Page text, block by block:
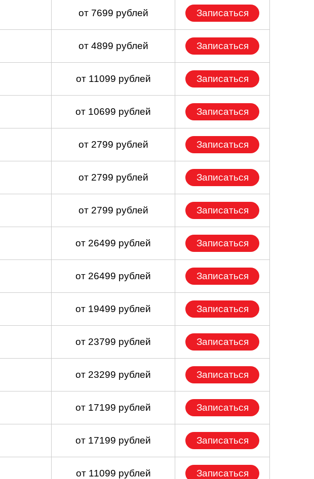
от 7699 рублей Записаться
от 4899 рублей Записаться
от 11099 рублей Записаться
от 10699 рублей Записаться
от 2799 рублей Записаться
от 2799 рублей Записаться
от 2799 рублей Записаться
от 26499 рублей Записаться
от 26499 рублей Записаться
от 19499 рублей Записаться
от 23799 рублей Записаться
от 23299 рублей Записаться
от 17199 рублей Записаться
от 17199 рублей Записаться
от 11099 рублей Записаться